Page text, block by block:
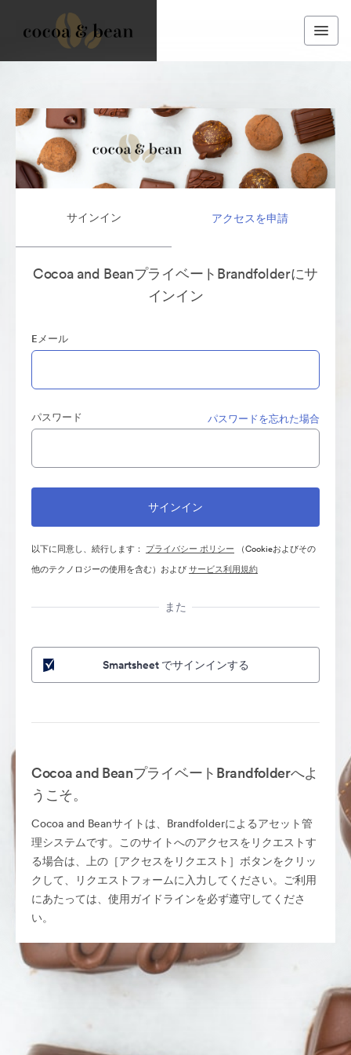
サインイン アクセスを申請
Cocoa and BeanプライベートBrandfolderにサ
インイン
Eメール
パスワード パスワードを忘れた場合
以下に同意し、続行します： プライバシー ポリシー （Cookieおよびその
他のテクノロジーの使用を含む）およびサービス利用規約
また
Smartsheet でサインインする
Cocoa and BeanプライベートBrandfolderへよ
うこそ。
Cocoa and Beanサイトは、Brandfolderによるアセット管
理システムです。このサイトへのアクセスをリクエストす
る場合は、上の［アクセスをリクエスト］ボタンをクリッ
クして、リクエストフォームに入力してください。ご利用
にあたっては、使用ガイドラインを必ず遵守してくださ
い。